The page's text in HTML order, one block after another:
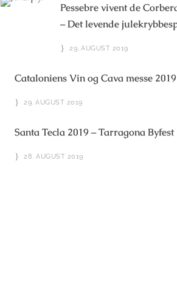
Pessebre vivent de
– Det levende
29. AUGUST 2019
Cataloniens Vin og Cava messe 2019
29. AUGUST 2019
Santa Tecla 2019 – Tarragona Byfest
28. AUGUST 2019